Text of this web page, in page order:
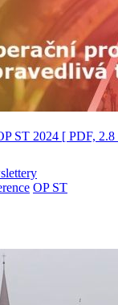
ST 2024 [ PDF,
OP ST